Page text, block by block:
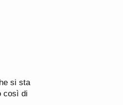
si sta
così di